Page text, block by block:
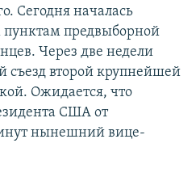
Сегодня началась
предвыборной
Через две недели
съезд второй крупнейшей
Ожидается, что
США от
нынешний вице-